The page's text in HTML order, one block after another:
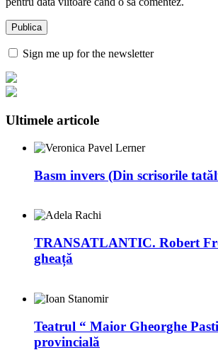
Sign me up for the newsletter
Ultimele articole
Basm invers (Din scrisorile
TRANSATLANTIC. Robert
gheață
Teatrul “ Maior Gheorghe
provincială